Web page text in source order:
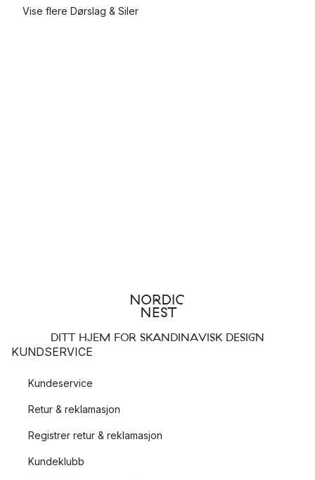
Vise flere Dørslag & Siler
DITT HJEM FOR SKANDINAVISK DESIGN
KUNDSERVICE
Kundeservice
Retur & reklamasjon
Registrer retur & reklamasjon
Kundeklubb